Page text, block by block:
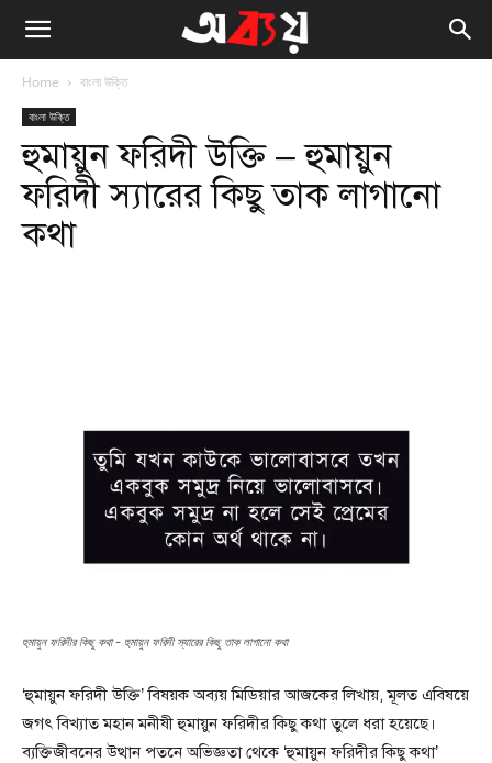
Home বাংলা উক্তি
বাংলা উক্তি
হুমায়ুন ফরিদী উক্তি – হুমায়ুন
ফরিদী স্যারের কিছু তাক লাগানো
কথা
হুমায়ুন ফরিদীর কিছু কথা - হুমায়ুন ফরিদী স্যারের কিছু তাক লাগানো কথা
‘হুমায়ুন ফরিদী উক্তি’ বিষয়ক অব্যয় মিডিয়ার আজকের লিখায়, মূলত এবিষয়ে
জগৎ বিখ্যাত মহান মনীষী হুমায়ুন ফরিদীর কিছু কথা তুলে ধরা হয়েছে।
ব্যক্তিজীবনের উত্থান পতনে অভিজ্ঞতা থেকে ‘হুমায়ুন ফরিদীর কিছু কথা’